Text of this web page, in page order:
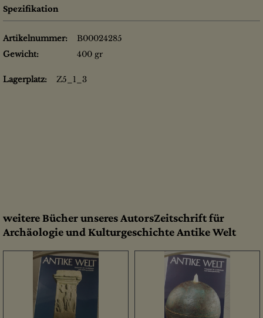
Spezifikation
Artikelnummer:
B00024285
Gewicht:
400 gr
Lagerplatz: Z5_1_3
weitere Bücher unseres AutorsZeitschrift für
Archäologie und Kulturgeschichte Antike Welt